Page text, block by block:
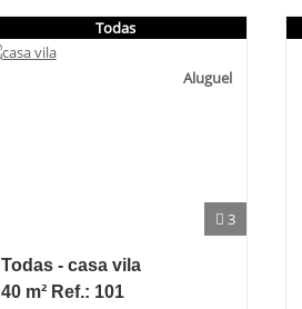
Todas
3
Aluguel
Todas - casa vila
40 m² Ref.: 101